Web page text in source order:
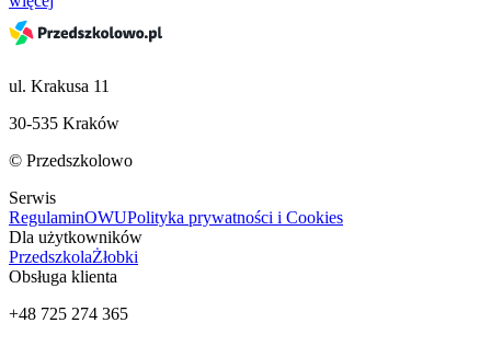
ul. Krakusa 11
30-535 Kraków
© Przedszkolowo
Serwis
RegulaminOWUPolityka prywatności i Cookies
Dla użytkowników
PrzedszkolaŻłobki
Obsługa klienta
+48 725 274 365